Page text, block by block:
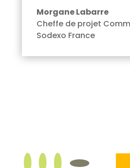
Morgane Labarre
Cheffe de projet
Sodexo France